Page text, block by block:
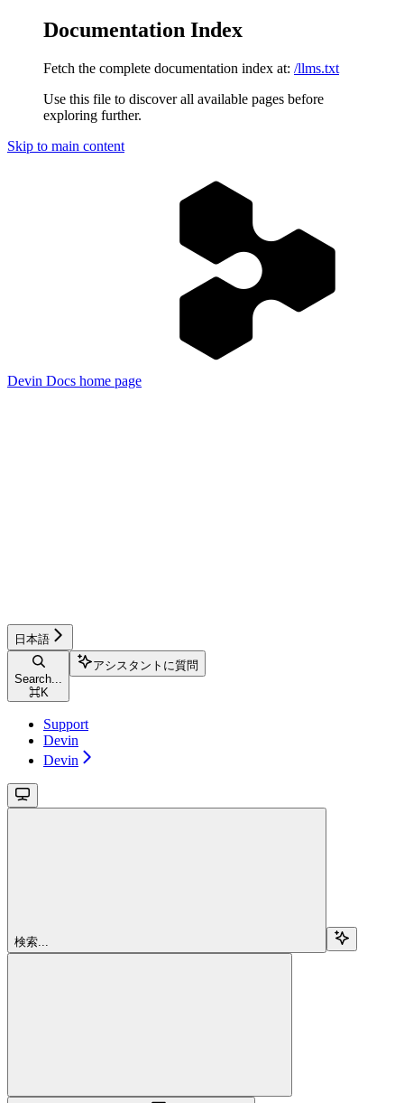
Documentation Index
Fetch the complete documentation index at: /llms.txt
Use this file to discover all available pages before
exploring further.
Skip to main content
Devin Docs home page
日本語
Search...
⌘K
アシスタントに質問
Support
Devin
Devin
検索...